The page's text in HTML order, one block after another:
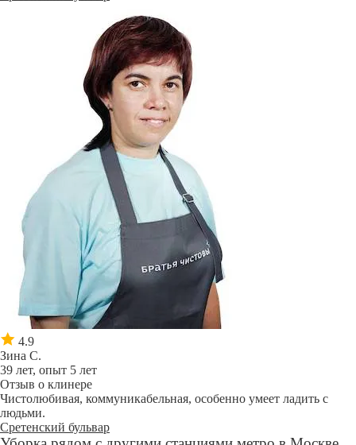
4.9
Зина С.
39 лет, опыт 5 лет
Отзыв о клинере
Чистолюбивая, коммуникабельная, особенно умеет ладить с
людьми.
Сретенский бульвар